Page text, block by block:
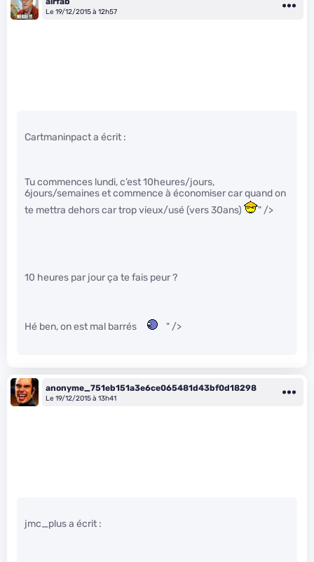
Le 19/12/2015 à 12h57
Cartmaninpact a écrit :
Tu commences lundi, c’est 10heures/jours,
6jours/semaines et commence à économiser car quand on
te mettra dehors car trop vieux/usé (vers 30ans)
" />
10 heures par jour ça te fais peur ?
Hé ben, on est mal barrés " />
anonyme_751eb151a3e6ce065481d43bf0d18298
Le 19/12/2015 à 13h41
jmc_plus a écrit :